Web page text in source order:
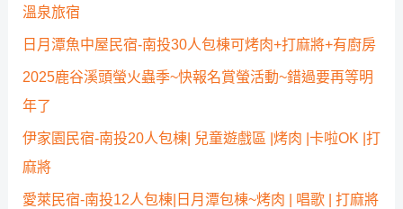
溫泉旅宿
日月潭魚中屋民宿-南投30人包棟可烤肉+打麻將+有廚房
2025鹿谷溪頭螢火蟲季~快報名賞螢活動~錯過要再等明
年了
伊家園民宿-南投20人包棟| 兒童遊戲區 |烤肉 |卡啦OK |打
麻將
愛萊民宿-南投12人包棟|日月潭包棟~烤肉 | 唱歌 | 打麻將